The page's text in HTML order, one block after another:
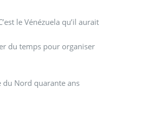
le Vénézuela qu’il aurait
du temps pour organiser
du Nord quarante ans